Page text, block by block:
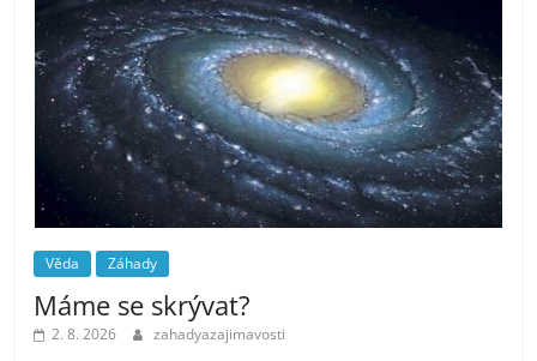
Věda Záhady
Máme se skrývat?
2. 8. 2026 zahadyazajimavosti